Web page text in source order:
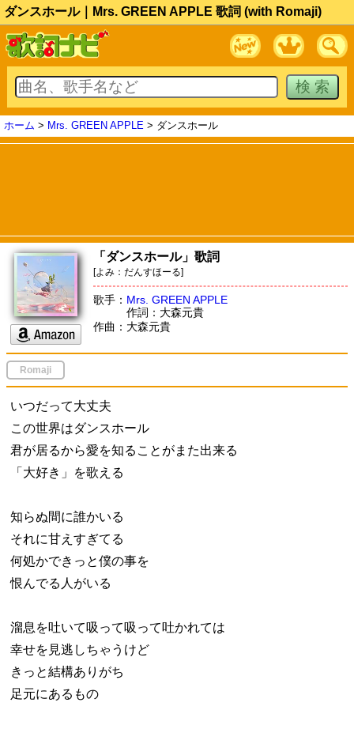
ダンスホール｜Mrs. GREEN APPLE 歌詞 (with Romaji)
ホーム > Mrs. GREEN APPLE > ダンスホール
「ダンスホール」歌詞
[よみ：だんすほーる]
歌手： Mrs. GREEN APPLE
作詞：大森元貴
作曲：大森元貴
Romaji
いつだって大丈夫
この世界はダンスホール
君が居るから愛を知ることがまた出来る
「大好き」を歌える
知らぬ間に誰かいる
それに甘えすぎてる
何処かできっと僕の事を
恨んでる人がいる
溜息を吐いて吸って吸って吐かれては
幸せを見逃しちゃうけど
きっと結構ありがち
足元にあるもの